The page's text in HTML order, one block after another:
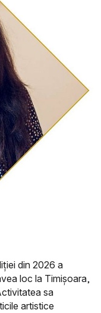
din 2026 a
loc la Timișoara,
sa
artistice